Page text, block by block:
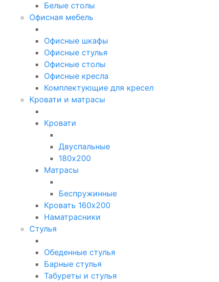
Белые столы
Офисная мебель
Офисные шкафы
Офисные стулья
Офисные столы
Офисные кресла
Комплектующие для кресел
Кровати и матрасы
Кровати
Двуспальные
180х200
Матрасы
Беспружинные
Кровать 160х200
Наматрасники
Стулья
Обеденные стулья
Барные стулья
Табуреты и стулья